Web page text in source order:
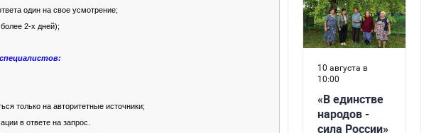
один на свое усмотрение;
2-х дней);
только на авторитетные источники;
в ответе на запрос.